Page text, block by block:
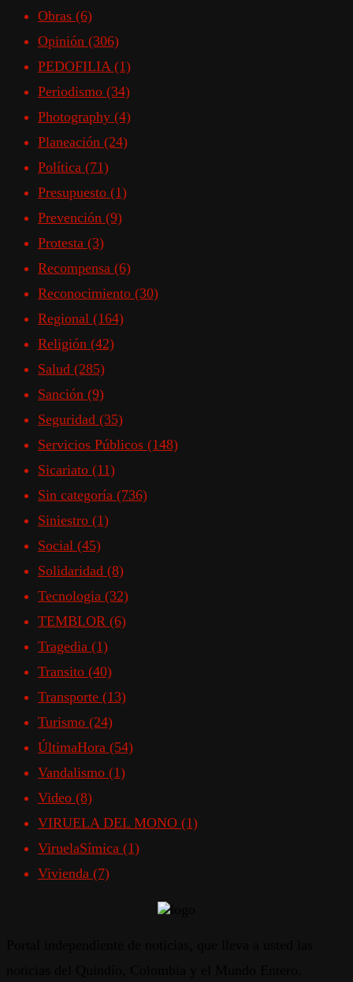
Obras (6)
Opinión (306)
PEDOFILIA (1)
Periodismo (34)
Photography (4)
Planeación (24)
Política (71)
Presupuesto (1)
Prevención (9)
Protesta (3)
Recompensa (6)
Reconocimiento (30)
Regional (164)
Religión (42)
Salud (285)
Sanción (9)
Seguridad (35)
Servicios Públicos (148)
Sicariato (11)
Sin categoría (736)
Siniestro (1)
Social (45)
Solidaridad (8)
Tecnologia (32)
TEMBLOR (6)
Tragedia (1)
Transito (40)
Transporte (13)
Turismo (24)
ÚltimaHora (54)
Vandalismo (1)
Video (8)
VIRUELA DEL MONO (1)
ViruelaSímica (1)
Vivienda (7)